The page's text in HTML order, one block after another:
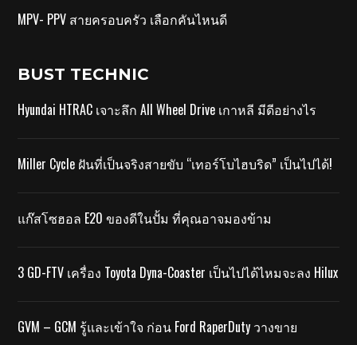
MPV- PPV สายครอบครัว เลือกคันไหนดี
BUST TECHNIC
Hyundai HTRAC เจาะลึก All Wheel Drive เกาหลี มีดีอย่างไร
Miller Cycle ฝันที่เป็นจริงสายขับ “เทอร์โบไฮบริด” เป็นไปได้!
แก๊สโซฮอล E20 ของดีในปั้ม ที่คุณอาจมองข้าม
3 GD-FTV เครื่อง Toyota Dyna-Coaster เป็นไปได้ไหมจะลง Hilux
GVM – GCM รู้และเข้าใจ ก่อน Ford RaperDuty วางขาย